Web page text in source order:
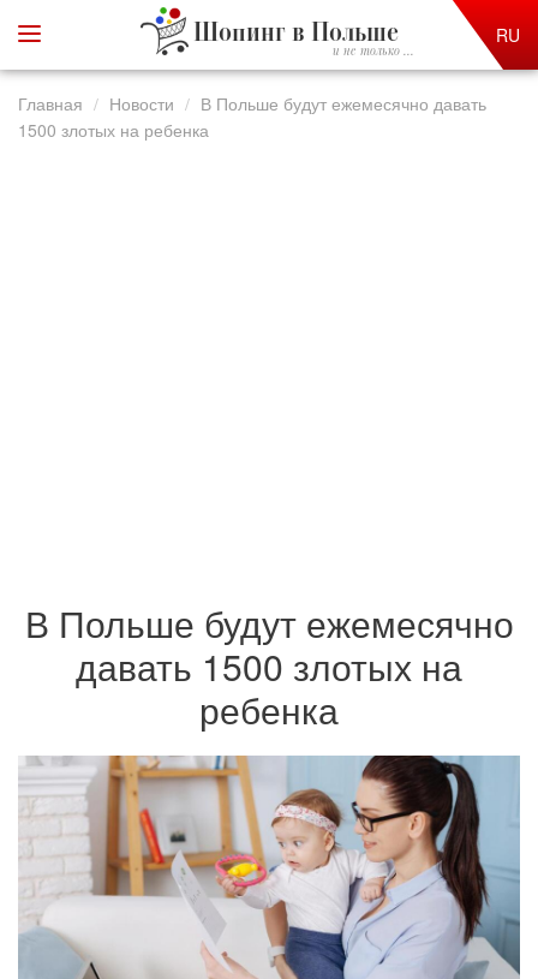
Шопинг в Польше
и не только ...
RU
Главная Новости
В Польше будут ежемесячно давать
1500 злотых на ребенка
В Польше будут ежемесячно
давать 1500 злотых на
ребенка